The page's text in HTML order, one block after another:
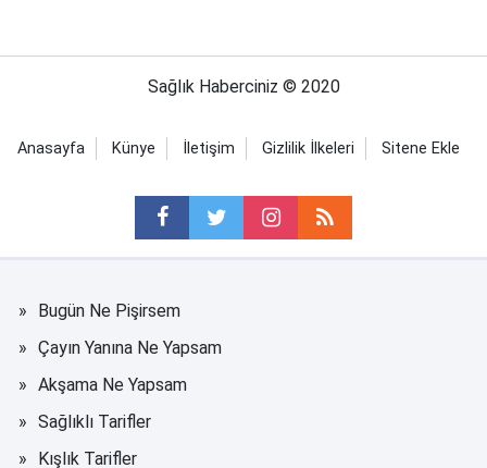
Sağlık Haberciniz © 2020
Anasayfa Künye İletişim Gizlilik İlkeleri Sitene Ekle
Bugün Ne Pişirsem
Çayın Yanına Ne Yapsam
Akşama Ne Yapsam
Sağlıklı Tarifler
Kışlık Tarifler